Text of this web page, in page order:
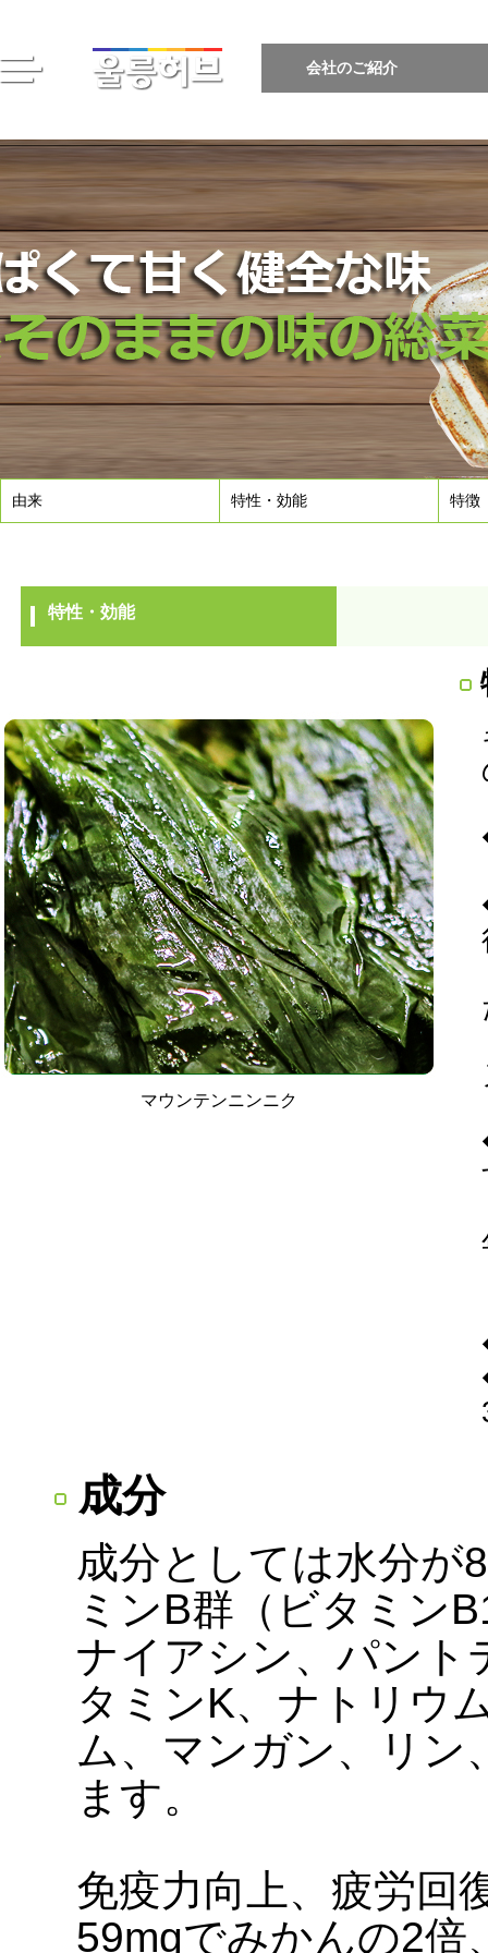
会社のご紹介
由来 特性・効能 特徴
特性・効能
マウンテンニンニク
成分
成分としては水分が
ミンB群（ビタミン
ナイアシン、パント
タミンK、ナトリウ
ム、マンガン、リン
ます。
免疫力向上、疲労回
59mgでみかんの2倍